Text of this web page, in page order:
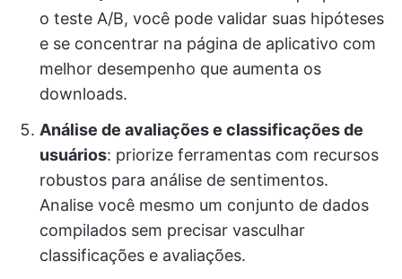
o teste A/B, você pode validar suas hipóteses
e se concentrar na página de aplicativo com
melhor desempenho que aumenta os
downloads.
Análise de avaliações e classificações de
usuários: priorize ferramentas com recursos
robustos para análise de sentimentos.
Analise você mesmo um conjunto de dados
compilados sem precisar vasculhar
classificações e avaliações.